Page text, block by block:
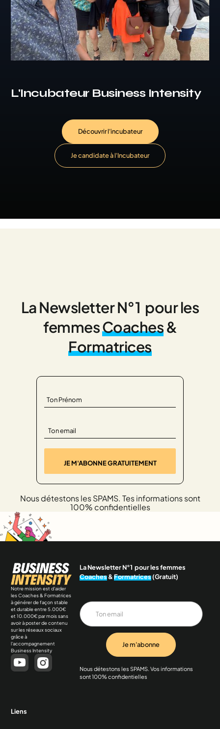
L'Incubateur Business Intensity
Découvrir l'incubateur
Je candidate à l'Incubateur
La Newsletter N°1 pour les
femmesCoaches&
Formatrices
Nous détestons les SPAMS. Tes informations sont
100% confidentielles
Notre mission est d'aider
les Coaches & Formatrices
à générer de façon stable
et durable entre 5.000€
et 10.000€ par mois sans
avoir à poster de contenu
sur les réseaux sociaux
grâce à
l'accompagnement
Business Intensity
Liens
La Newsletter N°1 pour les femmes
Coaches&Formatrices(Gratuit)
Nous détestons les SPAMS. Vos informations
sont 100% confidentielles